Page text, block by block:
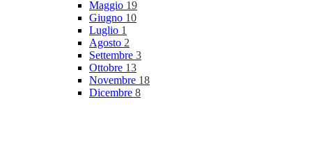
Maggio 19
Giugno 10
Luglio 1
Agosto 2
Settembre 3
Ottobre 13
Novembre 18
Dicembre 8